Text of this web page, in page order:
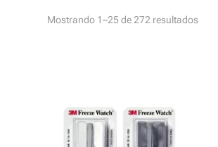
Mostrando 1–25 de 272 resultados